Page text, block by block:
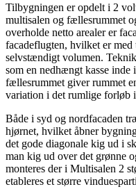
Tilbygningen er opdelt i 2
multisalen og fællesrummet
overholde netto arealer er
facadeflugten, hvilket er
selvstændigt volumen.
som en nedhængt kasse
fællesrummet giver rummet
variation i det rumlige forløb
Både i syd og nordfacaden
hjørnet, hvilket åbner
det gode diagonale kig ud i
man kig ud over det grønne
monteres der i Multisalen 2
etableres et større